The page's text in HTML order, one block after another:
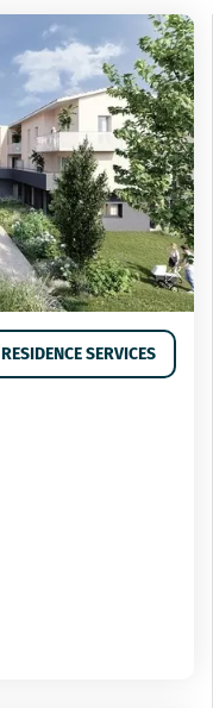
RESIDENCE SERVICES